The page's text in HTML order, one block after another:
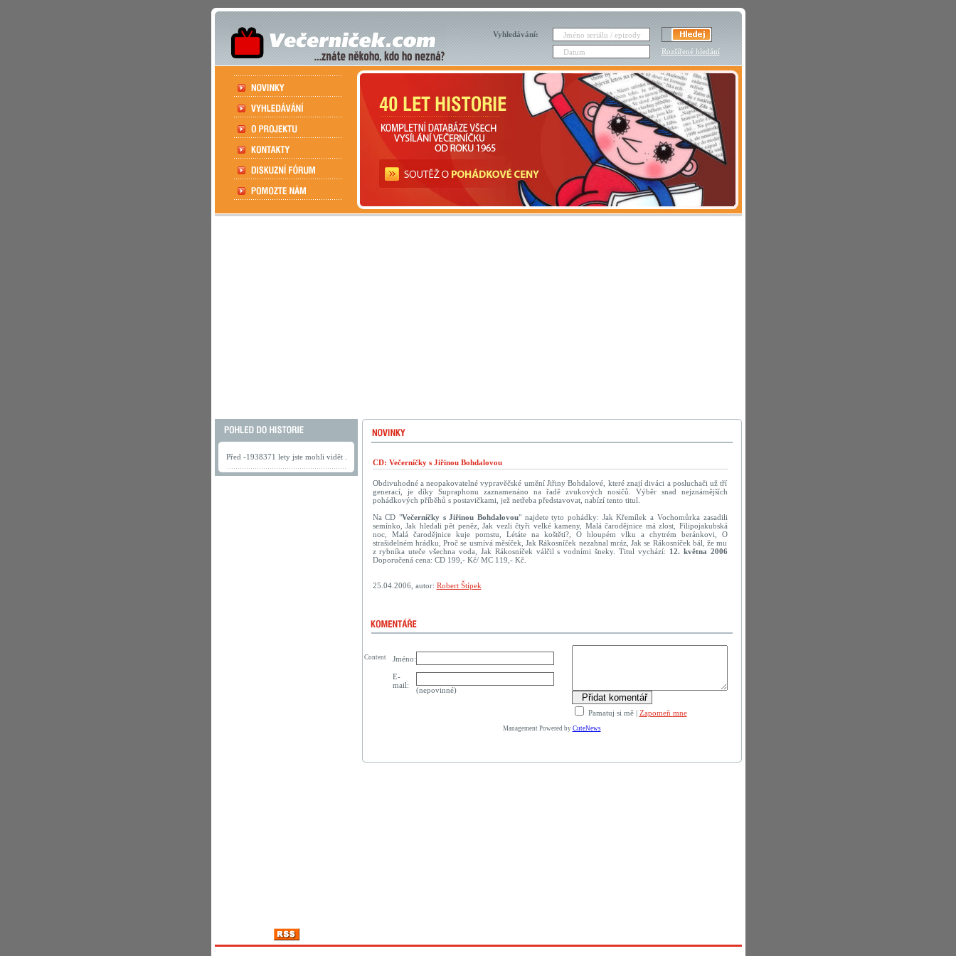
Vyhledávání:
Rozšířené hledání
Před -1938371 lety jste mohli vidět .
CD: Večerníčky s Jiřinou Bohdalovou
Obdivuhodné a neopakovatelné vypravěčské umění Jiřiny Bohdalové, které znají diváci a posluchači už tří
generací, je díky Supraphonu zaznamenáno na řadě zvukových nosičů. Výběr snad nejznámějších
pohádkových příběhů s postavičkami, jež netřeba představovat, nabízí tento titul.
Na CD "Večerníčky s Jiřinou Bohdalovou" najdete tyto pohádky: Jak Křemílek a Vochomůrka zasadili
semínko, Jak hledali pět peněz, Jak vezli čtyři velké kameny, Malá čarodějnice má zlost, Filipojakubská
noc, Malá čarodějnice kuje pomstu, Létáte na koštěti?, O hloupém vlku a chytrém beránkovi, O
strašidelném hrádku, Proč se usmívá měsíček, Jak Rákosníček nezahnal mráz, Jak se Rákosníček bál, že mu
z rybníka uteče všechna voda, Jak Rákosníček válčil s vodními šneky. Titul vychází: 12. května 2006
Doporučená cena: CD 199,- Kč/ MC 119,- Kč.
25.04.2006, autor: Robert Štípek
Jméno:
Pamatuj si mě| Zapomeň mne
E-
mail:
(nepovinné)
Content
Management Powered by CuteNews